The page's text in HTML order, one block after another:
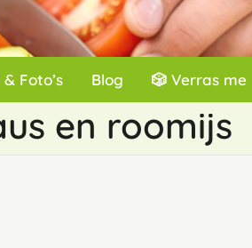
Foto’s Blog 🎲 Verras me
en roomijs